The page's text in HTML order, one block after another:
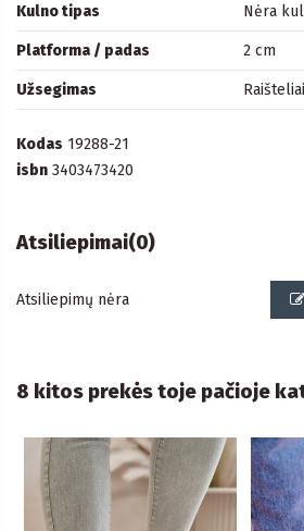
Kulno tipas Nėra
Platforma / padas 2 cm
Užsegimas Raišteliai
Kodas 19288-21
isbn 3403473420
Atsiliepimai(0)
Atsiliepimų nėra
8 kitos prekės toje pačioje